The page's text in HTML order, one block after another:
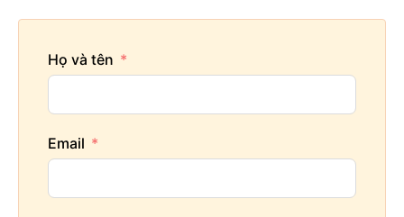
Họ và tên
Email